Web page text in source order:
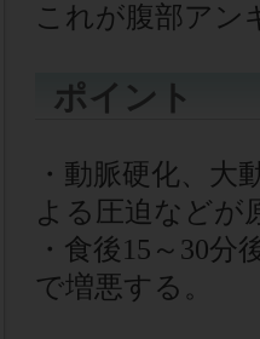
これが腹部アン
ポイント
・動脈硬化、大
よる圧迫などが
・食後 15 ～ 30分
で増悪する。